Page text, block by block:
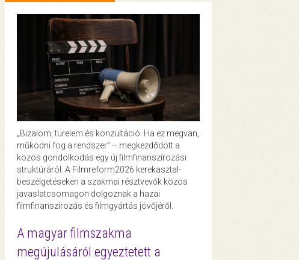
„Bizalom, türelem és konzultáció. Ha ez megvan,
működni fog a rendszer” – megkezdődött a
közös gondolkodás egy új filmfinanszírozási
struktúráról. A Filmreform2026 kerekasztal-
beszélgetéseken a szakmai résztvevők közös
javaslatcsomagon dolgoznak a hazai
filmfinanszírozás és filmgyártás jövőjéről.
A magyar filmszakma
megújulásáról egyeztetett a